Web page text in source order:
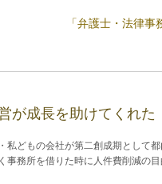
「弁護士・法律
が成長を助けてくれた
私どもの会社が第二創成期として
事務所を借りた時に人件費削減の